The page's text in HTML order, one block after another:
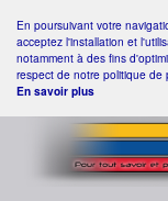
En poursuivant votre
acceptez l'installation et
notamment à des fins
respect de notre politique de
En savoir plus